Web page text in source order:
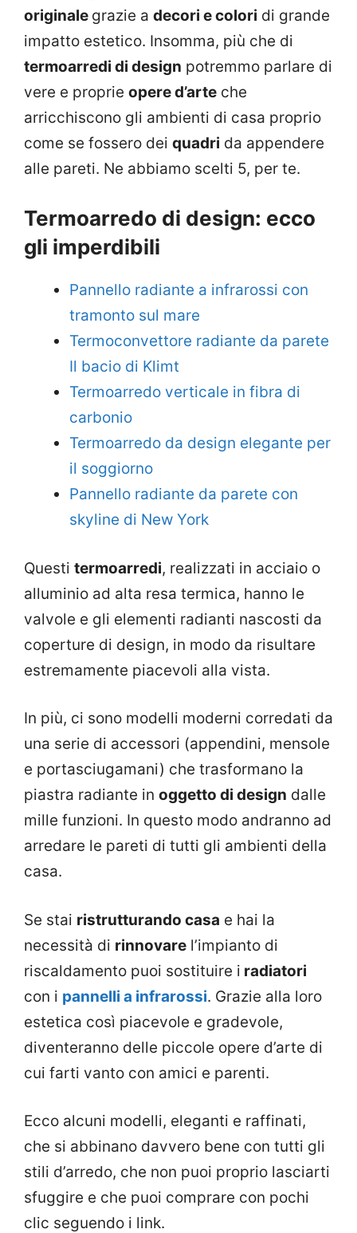
originale grazie a decori e colori di grande
impatto estetico. Insomma, più che di
termoarredi di design potremmo parlare di
vere e proprie opere d’arte che
arricchiscono gli ambienti di casa proprio
come se fossero dei quadri da appendere
alle pareti. Ne abbiamo scelti 5, per te.
Termoarredo di design: ecco
gli imperdibili
Pannello radiante a infrarossi con
tramonto sul mare
Termoconvettore radiante da parete
Il bacio di Klimt
Termoarredo verticale in fibra di
carbonio
Termoarredo da design elegante per
il soggiorno
Pannello radiante da parete con
skyline di New York
Questi termoarredi, realizzati in acciaio o
alluminio ad alta resa termica, hanno le
valvole e gli elementi radianti nascosti da
coperture di design, in modo da risultare
estremamente piacevoli alla vista.
In più, ci sono modelli moderni corredati da
una serie di accessori (appendini, mensole
e portasciugamani) che trasformano la
piastra radiante in oggetto di design dalle
mille funzioni. In questo modo andranno ad
arredare le pareti di tutti gli ambienti della
casa.
Se stai ristrutturando casa e hai la
necessità di rinnovare l’impianto di
riscaldamento puoi sostituire i radiatori
con i pannelli a infrarossi. Grazie alla loro
estetica così piacevole e gradevole,
diventeranno delle piccole opere d’arte di
cui farti vanto con amici e parenti.
Ecco alcuni modelli, eleganti e raffinati,
che si abbinano davvero bene con tutti gli
stili d’arredo, che non puoi proprio lasciarti
sfuggire e che puoi comprare con pochi
clic seguendo i link.